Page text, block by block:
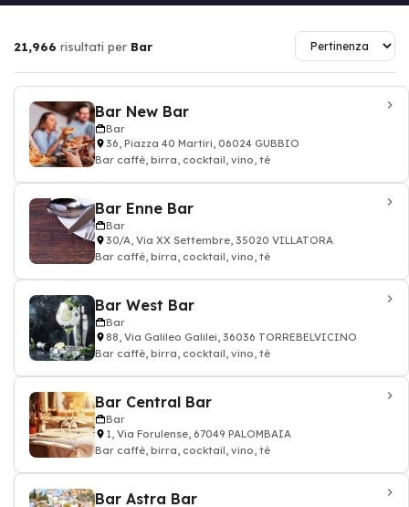
21,966 risultati per Bar
Bar New Bar
Bar
36, Piazza 40 Martiri, 06024 GUBBIO
Bar caffè, birra, cocktail, vino, tè
Bar Enne Bar
Bar
30/A, Via XX Settembre, 35020 VILLATORA
Bar caffè, birra, cocktail, vino, tè
Bar West Bar
Bar
88, Via Galileo Galilei, 36036 TORREBELVICINO
Bar caffè, birra, cocktail, vino, tè
Bar Central Bar
Bar
1, Via Forulense, 67049 PALOMBAIA
Bar caffè, birra, cocktail, vino, tè
Bar Astra Bar